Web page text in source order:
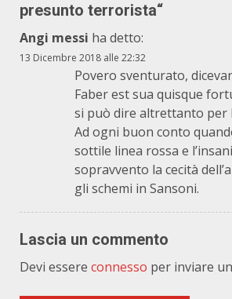
presunto terrorista“
Angi messi ha detto:
13 Dicembre 2018 alle 22:32
Povero sventurato,
Faber est sua quisque
si può dire altrettanto per
Ad ogni buon conto
sottile linea rossa e
sopravvento la cecità
gli schemi in Sansoni.
Lascia un commento
Devi essere connesso per inviare